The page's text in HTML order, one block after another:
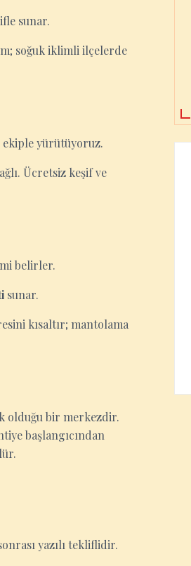
sunar.
soğuk iklimli ilçelerde
ekiple yürütüyoruz.
Ücretsiz keşif ve
belirler.
sunar.
kısaltır; mantolama
olduğu bir merkezdir.
başlangıcından
yazılı tekliflidir.